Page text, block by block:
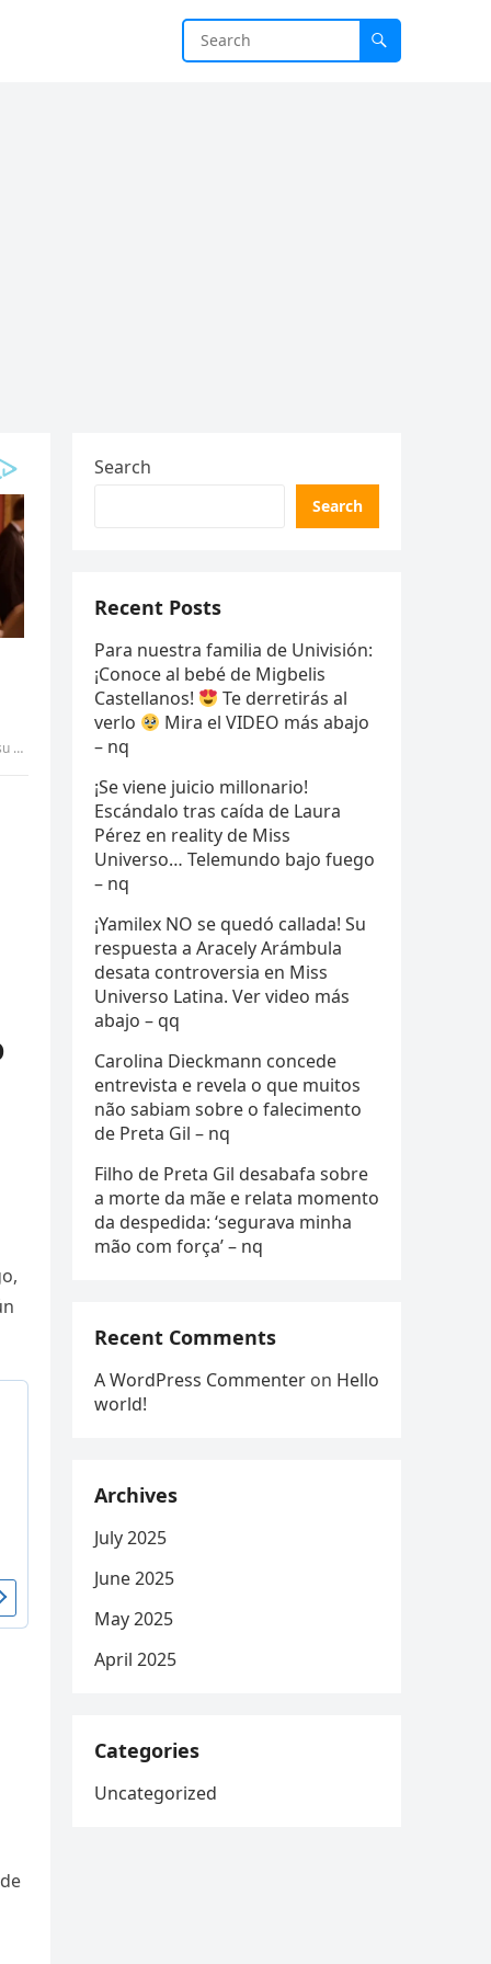
Search
Search
Recent Posts
Para nuestra familia de Univisión:
¡Conoce al bebé de Migbelis
Castellanos!
Te derretirás al
verlo
Mira el VIDEO más abajo
– nq
¡Se viene juicio millonario!
Escándalo tras caída de Laura
Pérez en reality de Miss
Universo… Telemundo bajo fuego
– nq
¡Yamilex NO se quedó callada! Su
respuesta a Aracely Arámbula
desata controversia en Miss
Universo Latina. Ver video más
abajo – qq
Carolina Dieckmann concede
entrevista e revela o que muitos
não sabiam sobre o falecimento
de Preta Gil – nq
Filho de Preta Gil desabafa sobre
a morte da mãe e relata momento
da despedida: ‘segurava minha
mão com força’ – nq
Recent Comments
A WordPress Commenter on Hello
world!
Archives
July 2025
June 2025
May 2025
April 2025
Categories
Uncategorized